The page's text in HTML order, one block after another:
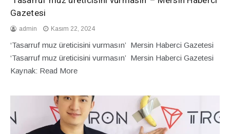
Gazetesi
admin Kasım 22, 2024
‘Tasarruf muz üreticisini vurmasın’ Mersin Haberci Gazetesi
‘Tasarruf muz üreticisini vurmasın’ Mersin Haberci Gazetesi
Kaynak: Read More